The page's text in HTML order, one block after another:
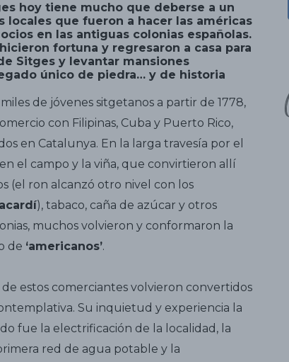
hoy tiene mucho que deberse a un
que fueron a hacer las américas
en las antiguas colonias españolas.
fortuna y regresaron a casa para
Sitges y levantar mansiones
único de piedra… y de historia
de jóvenes sitgetanos a partir de 1778,
con Filipinas, Cuba y Puerto Rico,
en Catalunya. En la larga travesía por el
el campo y la viña, que convirtieron allí
(el ron alcanzó otro nivel con los
), tabaco, caña de azúcar y otros
muchos volvieron y conformaron la
de ‘americanos’.
estos comerciantes volvieron convertidos
Su inquietud y experiencia la
fue la electrificación de la localidad, la
red de agua potable y la